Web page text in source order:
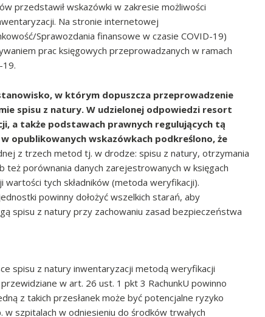
przedstawił wskazówki w zakresie możliwości
Na stronie internetowej
Sprawozdania finansowe w czasie COVID-19)
prac księgowych przeprowadzanych w ramach
19.
w którym dopuszcza przeprowadzenie
spisu z natury. W udzielonej odpowiedzi resort
a także podstawach prawnych regulujących tą
w opublikowanych wskazówkach podkreślono, że
z trzech metod tj. w drodze: spisu z natury, otrzymania
porównania danych zarejestrowanych w księgach
tych składników (metoda weryfikacji).
powinny dołożyć wszelkich starań, aby
spisu z natury przy zachowaniu zasad bezpieczeństwa
spisu z natury inwentaryzacji metodą weryfikacji
w art. 26 ust. 1 pkt 3 RachunkU powinno
z takich przesłanek może być potencjalne ryzyko
szpitalach w odniesieniu do środków trwałych